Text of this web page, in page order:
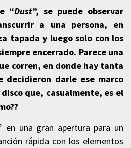
“Dust”, se puede observar
a una persona, en
tapada y luego solo con los
encerrado. Parece una
corren, en donde hay tanta
decidieron darle ese marco
que, casualmente, es el
?
en una gran apertura para un
rápida con los elementos